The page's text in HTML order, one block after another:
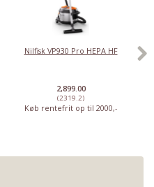
Nilfisk VP930 Pro HEPA HF
2,899.00
(2319.2)
Køb rentefrit op til 2000,-